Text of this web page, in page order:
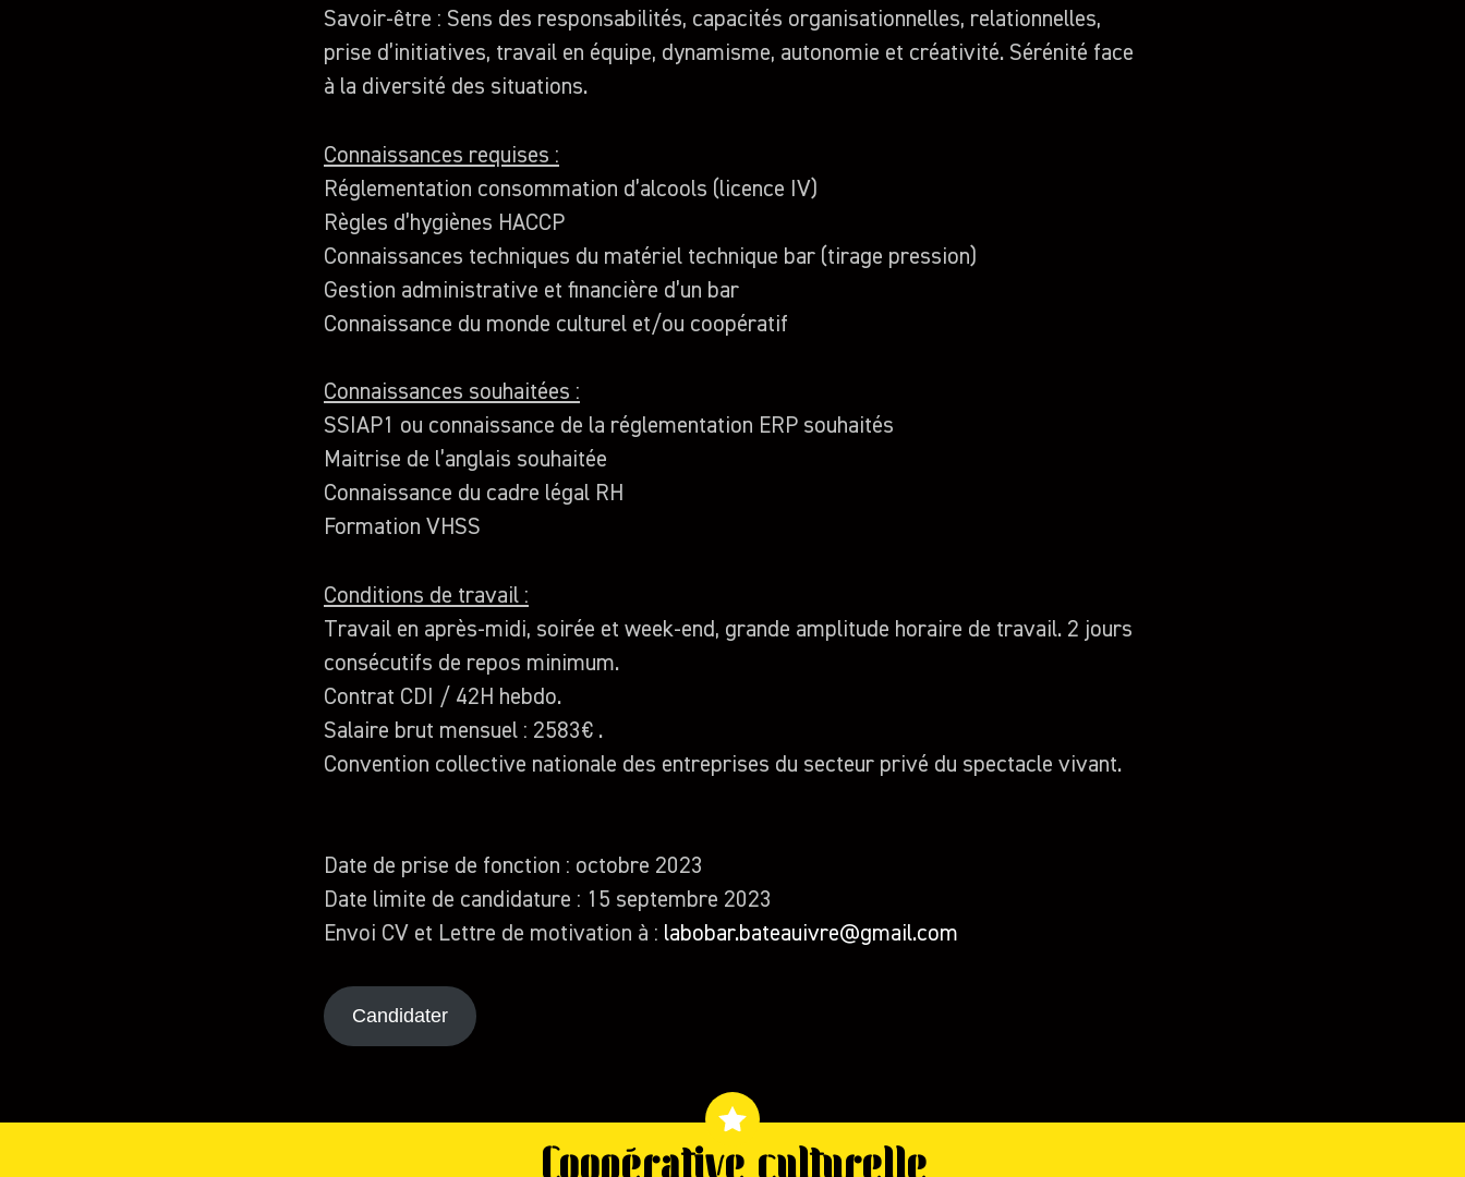
Savoir-être : Sens des responsabilités, capacités organisationnelles, relationnelles,
prise d’initiatives, travail en équipe, dynamisme, autonomie et créativité. Sérénité face
à la diversité des situations.
Connaissances requises :
Réglementation consommation d’alcools (licence IV)
Règles d’hygiènes HACCP
Connaissances techniques du matériel technique bar (tirage pression)
Gestion administrative et financière d’un bar
Connaissance du monde culturel et/ou coopératif
Connaissances souhaitées :
SSIAP1 ou connaissance de la réglementation ERP souhaités
Maitrise de l’anglais souhaitée
Connaissance du cadre légal RH
Formation VHSS
Conditions de travail :
Travail en après-midi, soirée et week-end, grande amplitude horaire de travail. 2 jours
consécutifs de repos minimum.
Contrat CDI / 42H hebdo.
Salaire brut mensuel : 2583€ .
Convention collective nationale des entreprises du secteur privé du spectacle vivant.
Date de prise de fonction : octobre 2023
Date limite de candidature : 15 septembre 2023
Envoi CV et Lettre de motivation à : labobar.bateauivre@gmail.com
Candidater